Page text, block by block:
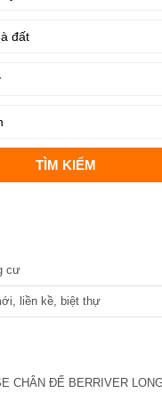
cư
liền kề, biệt thự
CHÂN ĐẾ BERRIVER